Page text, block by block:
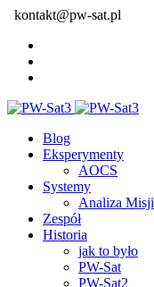
kontakt@pw-sat.pl
Blog
Eksperymenty
AOCS
Systemy
Analiza Misji
Zespół
Historia
jak to było
PW-Sat
PW-Sat2